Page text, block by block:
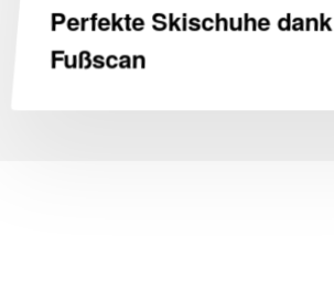
Perfekte Skischuhe dank
Fußscan